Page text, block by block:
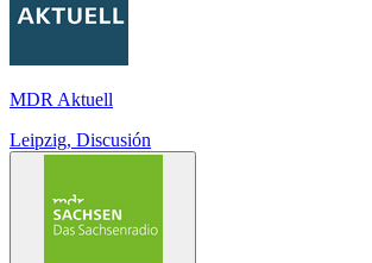
MDR Aktuell
Leipzig, Discusión